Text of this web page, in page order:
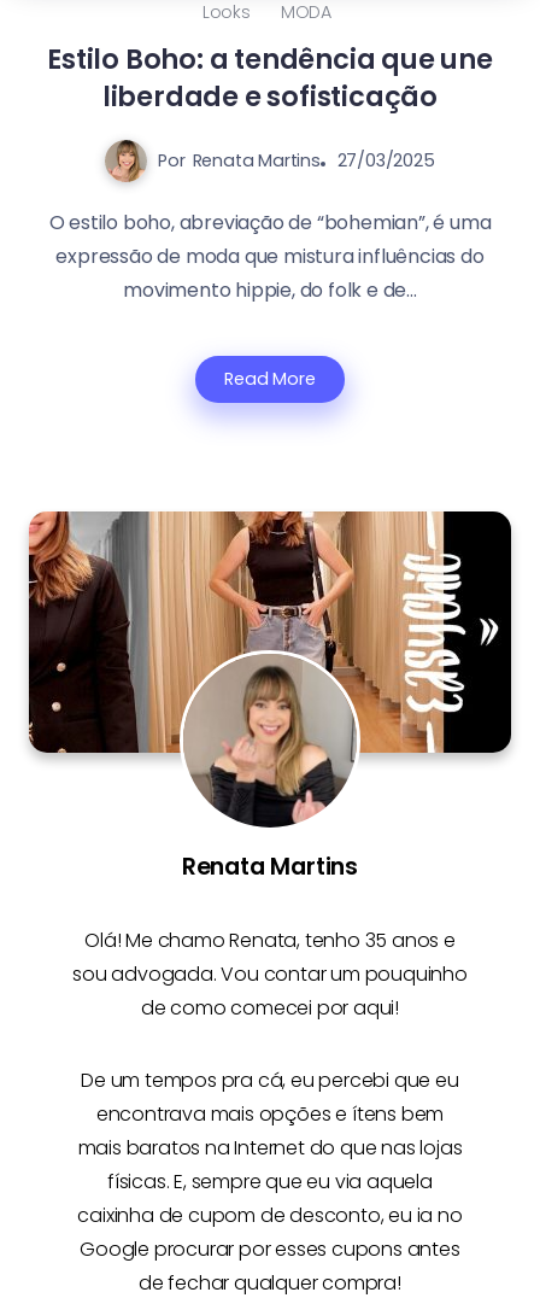
Looks MODA
Estilo Boho: a tendência que une
liberdade e sofisticação
Por Renata Martins 27/03/2025
O estilo boho, abreviação de “bohemian”, é uma
expressão de moda que mistura influências do
movimento hippie, do folk e de...
Read More
Renata Martins
Olá! Me chamoRenata, tenho 35 anos e
sou advogada. Vou contar um pouquinho
de como comecei por aqui!
De um tempos pra cá, eu percebi que eu
encontrava mais opções e ítens bem
mais baratos na Internetdo que nas lojas
físicas. E, sempre que eu via aquela
caixinha de cupom de desconto, eu ia no
Google procurar por esses cupons antes
de fechar qualquer compra!